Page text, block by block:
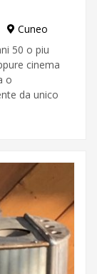
Cuneo
50 o piu
cinema
o
da unico